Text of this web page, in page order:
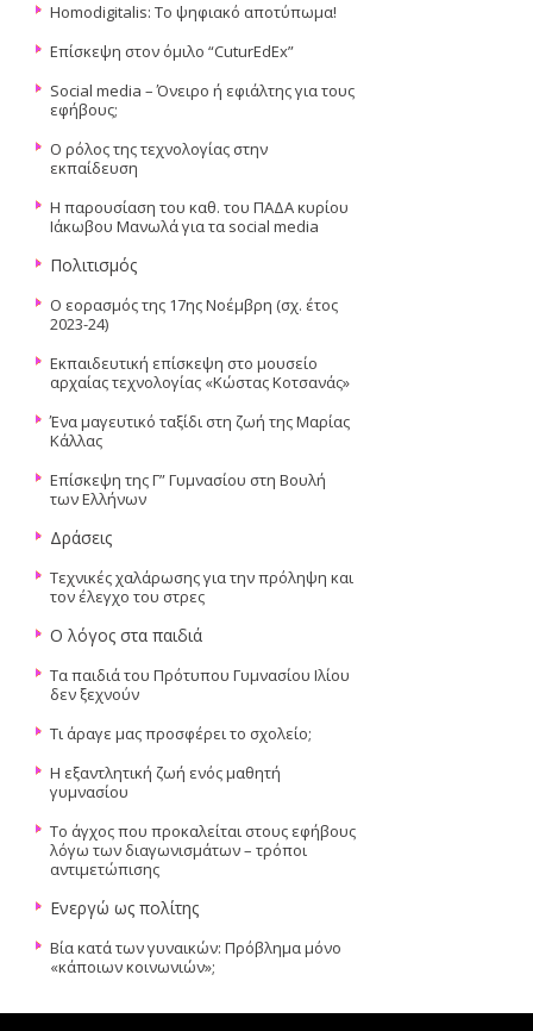
Ηοmodigitalis: To ψηφιακό αποτύπωμα!
Επίσκεψη στον όμιλο “CuturEdEx”
Social media – Όνειρο ή εφιάλτης για τους
εφήβους;
Ο ρόλος της τεχνολογίας στην
εκπαίδευση
Η παρουσίαση του καθ. του ΠΑΔΑ κυρίου
Ιάκωβου Μανωλά για τα social media
Πολιτισμός
Ο εορασμός της 17ης Νοέμβρη (σχ. έτος
2023-24)
Εκπαιδευτική επίσκεψη στο μουσείο
αρχαίας τεχνολογίας «Κώστας Κοτσανάς»
Ένα μαγευτικό ταξίδι στη ζωή της Μαρίας
Κάλλας
Επίσκεψη της Γ” Γυμνασίου στη Βουλή
των Ελλήνων
Δράσεις
Τεχνικές χαλάρωσης για την πρόληψη και
τον έλεγχο του στρες
Ο λόγος στα παιδιά
Τα παιδιά του Πρότυπου Γυμνασίου Ιλίου
δεν ξεχνούν
Τι άραγε μας προσφέρει το σχολείο;
H εξαντλητική ζωή ενός μαθητή
γυμνασίου
Το άγχος που προκαλείται στους εφήβους
λόγω των διαγωνισμάτων – τρόποι
αντιμετώπισης
Ενεργώ ως πολίτης
Βία κατά των γυναικών: Πρόβλημα μόνο
«κάποιων κοινωνιών»;